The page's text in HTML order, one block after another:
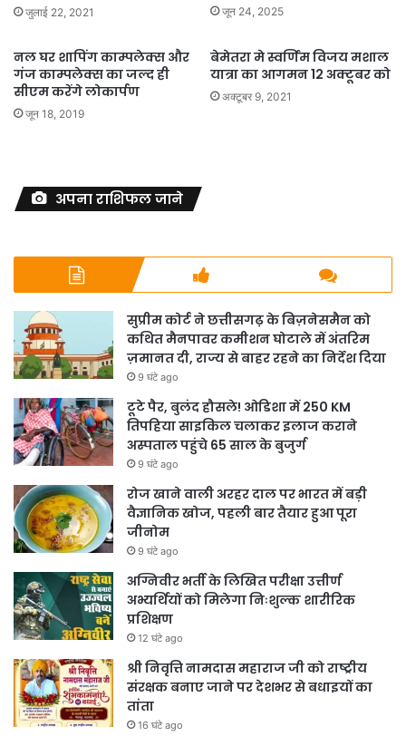
जुलाई 22, 2021 जून 24, 2025
नल घर शापिंग काम्पलेक्स और
गंज काम्पलेक्स का जल्द ही
सीएम करेंगे लोकार्पण
जून 18, 2019
बेमेतरा मे स्वर्णिम विजय मशाल
यात्रा का आगमन 12 अक्टूबर को
अक्टूबर 9, 2021
अपना राशिफल जाने
सुप्रीम कोर्ट ने छत्तीसगढ़ के बिज़नेसमैन को
कथित मैनपावर कमीशन घोटाले में अंतरिम
ज़मानत दी, राज्य से बाहर रहने का निर्देश दिया
9 घंटे ago
टूटे पैर, बुलंद हौसले! ओडिशा में 250 KM
तिपहिया साइकिल चलाकर इलाज कराने
अस्पताल पहुंचे 65 साल के बुजुर्ग
9 घंटे ago
रोज खाने वाली अरहर दाल पर भारत में बड़ी
वैज्ञानिक खोज, पहली बार तैयार हुआ पूरा
जीनोम
9 घंटे ago
अग्निवीर भर्ती के लिखित परीक्षा उत्तीर्ण
अभ्यर्थियों को मिलेगा निःशुल्क शारीरिक
प्रशिक्षण
12 घंटे ago
श्री निवृत्ति नामदास महाराज जी को राष्ट्रीय
संरक्षक बनाए जाने पर देशभर से बधाइयों का
तांता
16 घंटे ago